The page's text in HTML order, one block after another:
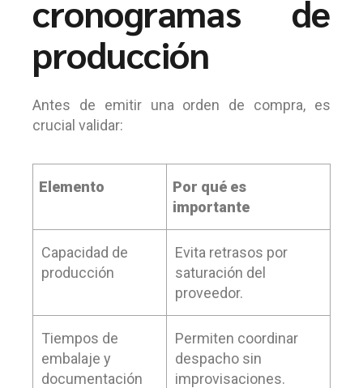
cronogramas de
producción
Antes de emitir una orden de compra, es
crucial validar:
Elemento
Por qué es
importante
Capacidad de
producción
Evita retrasos por
saturación del
proveedor.
Tiempos de
embalaje y
documentación
Permiten coordinar
despacho sin
improvisaciones.